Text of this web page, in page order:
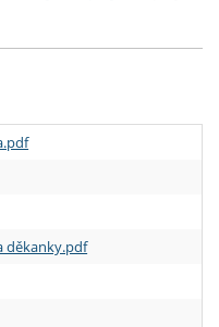
děkanky.pdf